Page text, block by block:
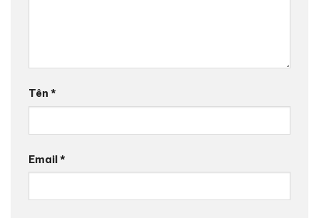
Tên *
Email*